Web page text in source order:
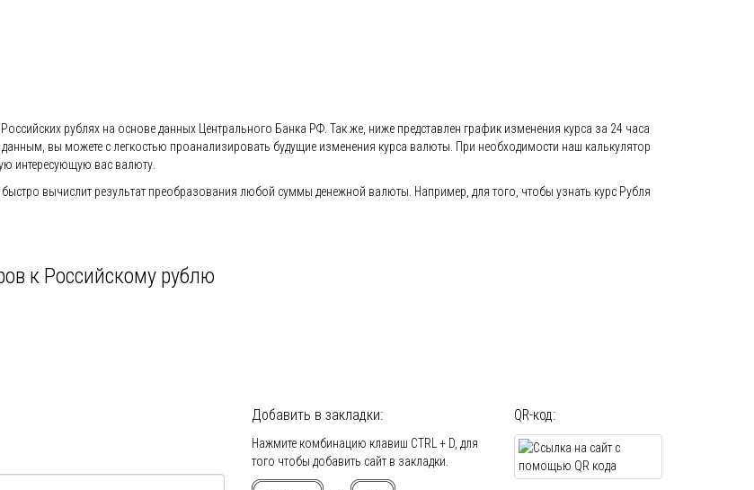
рублях на основе данных Центрального Банка РФ. Так же, ниже представлен график изменения курса за 24 часа
вы можете с легкостью проанализировать будущие изменения курса валюты. При необходимости наш калькулятор
интересующую вас валюту.
вычислит результат преобразования любой суммы денежной валюты. Например, для того, чтобы узнать курс Рубля
к Российскому рублю
Добавить в закладки:
Нажмите комбинацию клавиш CTRL + D, для
того чтобы добавить сайт в закладки.
QR-код: